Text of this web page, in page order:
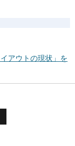
アウトの現状」を